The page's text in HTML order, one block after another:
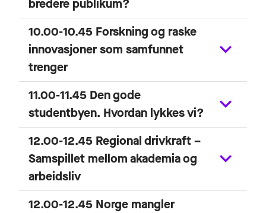
bredere publikum?
10.00-10.45 Forskning og raske
innovasjoner som samfunnet
trenger
11.00-11.45 Den gode
studentbyen. Hvordan lykkes vi?
12.00-12.45 Regional drivkraft –
Samspillet mellom akademia og
arbeidsliv
12.00-12.45 Norge mangler